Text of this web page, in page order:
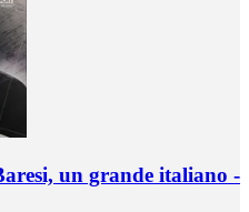
un grande italiano -